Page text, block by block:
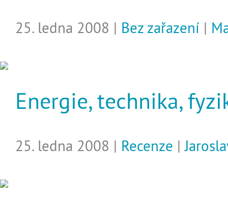
25. ledna 2008 | Bez zařazení |
Energie, technika,
25. ledna 2008 | Recenze |